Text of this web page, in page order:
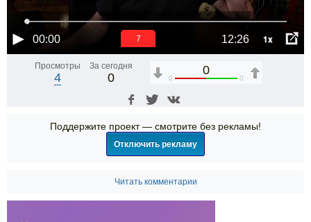
00:00 12:26 1x
7
Просмотры
4
За сегодня
0
0
0 0
Поддержите проект — смотрите без рекламы!
Отключить рекламу
Читать комментарии